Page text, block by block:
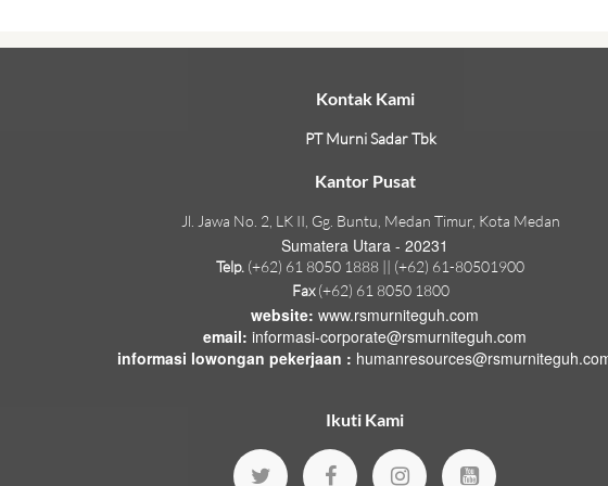
Kontak Kami
PT Murni Sadar Tbk
Kantor Pusat
Jl. Jawa No. 2, LK II, Gg. Buntu, Medan Timur, Kota Medan
Sumatera Utara - 20231
Telp. (+62) 61 8050 1888 || (+62) 61-80501900
Fax(+62) 61 8050 1800
website: www.rsmurniteguh.com
email: informasi-corporate@rsmurniteguh.com
informasi lowongan pekerjaan :
Ikuti Kami